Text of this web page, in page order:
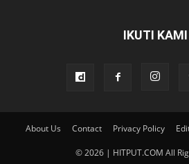
IKUTI KAMI
About Us Contact Privacy Policy
© 2026 | HITPUT.COM All